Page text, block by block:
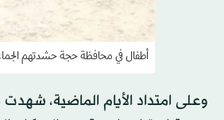
أطفال في محافظة حجة حشدتهم